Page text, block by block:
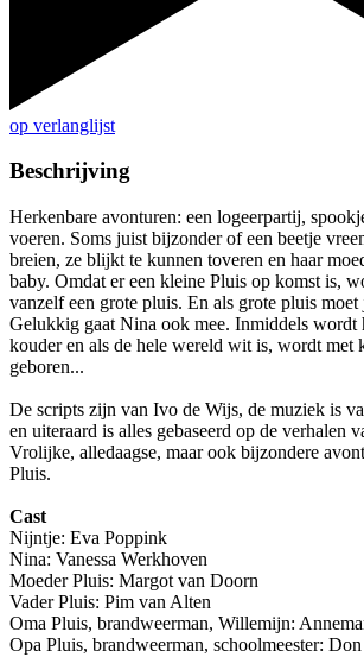
op verlanglijst
Beschrijving
Herkenbare avonturen: een logeerpartij,
voeren. Soms juist bijzonder of een beetje
breien, ze blijkt te kunnen toveren en haar
baby. Omdat er een kleine Pluis op komst is,
vanzelf een grote pluis. En als grote pluis moet
Gelukkig gaat Nina ook mee. Inmiddels wordt
kouder en als de hele wereld wit is, wordt met
geboren...
De scripts zijn van Ivo de Wijs, de muziek is
en uiteraard is alles gebaseerd op de verhalen
Vrolijke, alledaagse, maar ook bijzondere
Pluis.
Cast
Nijntje: Eva Poppink
Nina: Vanessa Werkhoven
Moeder Pluis: Margot van Doorn
Vader Pluis: Pim van Alten
Oma Pluis, brandweerman, Willemijn:
Opa Pluis, brandweerman, schoolmeester: